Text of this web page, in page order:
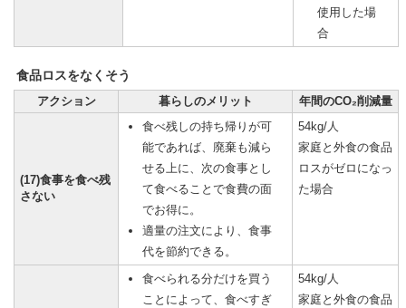
使用した場
合
食品ロスをなくそう
アクション
暮らしのメリット 年間のCO₂削減量
(17)食事を食べ残
さない
食べ残しの持ち帰りが可
能であれば、廃棄も減ら
せる上に、次の食事とし
て食べることで食費の面
でお得に。
適量の注文により、食事
代を節約できる。
54kg/人
家庭と外食の食品
ロスがゼロになっ
た場合
食べられる分だけを買う
ことによって、食べすぎ
54kg/人
家庭と外食の食品